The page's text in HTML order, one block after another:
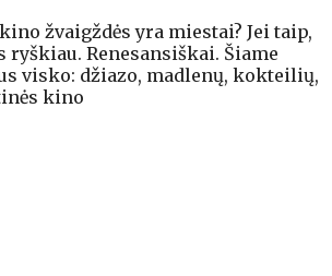
žvaigždės yra miestai? Jei taip,
ryškiau. Renesansiškai. Šiame
visko: džiazo, madlenų, kokteilių,
kino